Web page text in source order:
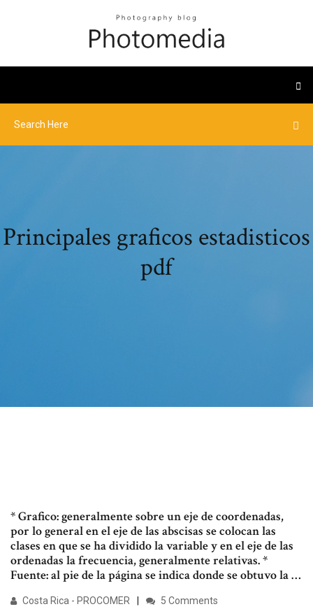
Principales graficos estadisticos
pdf
* Grafico: generalmente sobre un eje de coordenadas,
por lo general en el eje de las abscisas se colocan las
clases en que se ha dividido la variable y en el eje de las
ordenadas la frecuencia, generalmente relativas. *
Fuente: al pie de la página se indica donde se obtuvo la …
Costa Rica - PROCOMER 5 Comments